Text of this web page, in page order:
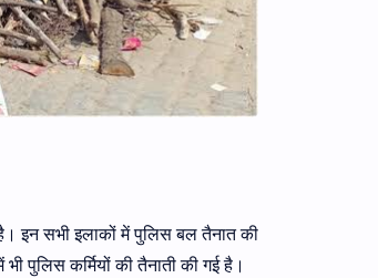
इन सभी इलाकों में पुलिस बल तैनात की
पुलिस कर्मियों की तैनाती की गई है।